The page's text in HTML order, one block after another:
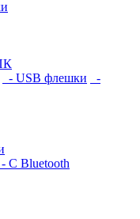
- USB флешки
-
- С Bluetooth